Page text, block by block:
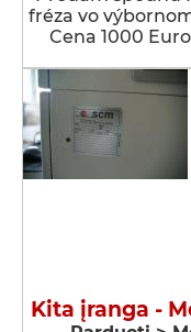
fréza vo
Cena 1000
Kita įranga -